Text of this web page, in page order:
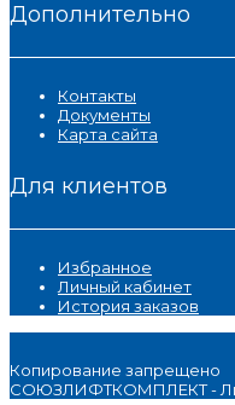
Дополнительно
Контакты
Документы
Карта сайта
Для клиентов
Избранное
Личный кабинет
История заказов
Копирование запрещено
СОЮЗЛИФТКОМПЛЕКТ -